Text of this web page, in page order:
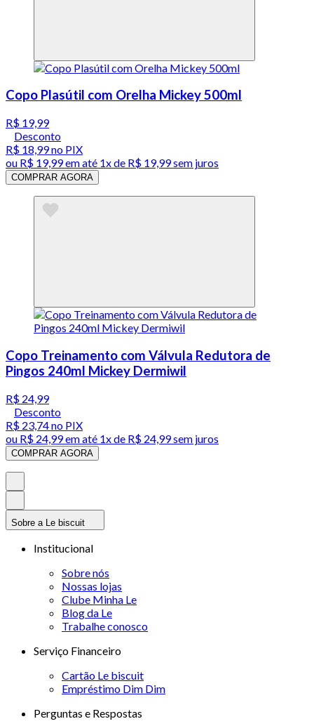
Copo Plasútil com Orelha Mickey 500ml
R$ 19,99
Desconto
R$ 18,99no PIX
ou R$ 19,99em até 1x de R$ 19,99sem juros
COMPRAR AGORA
Copo Treinamento com Válvula Redutora de
Pingos 240ml Mickey Dermiwil
R$ 24,99
Desconto
R$ 23,74no PIX
ou R$ 24,99em até 1x de R$ 24,99sem juros
COMPRAR AGORA
Sobre a Le biscuit
Institucional
Sobre nós
Nossas lojas
Clube Minha Le
Blog da Le
Trabalhe conosco
Serviço Financeiro
Cartão Le biscuit
Empréstimo Dim Dim
Perguntas e Respostas